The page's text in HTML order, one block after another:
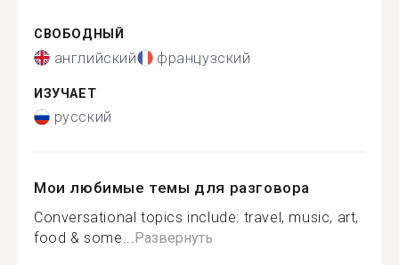
СВОБОДНЫЙ
английский французский
ИЗУЧАЕТ
русский
Мои любимые темы для разговора
Conversational topics include: travel, music, art,
food & some...Развернуть